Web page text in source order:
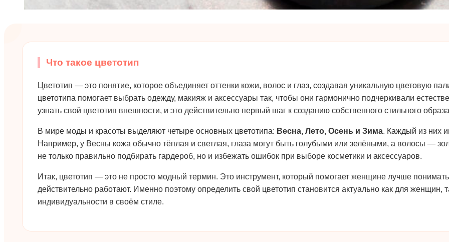
Что такое цветотип
Цветотип — это понятие, которое объединяет оттенки кожи, волос и глаз, создавая уникальную цветовую
цветотипа помогает выбрать одежду, макияж и аксессуары так, чтобы они гармонично подчеркивали
узнать свой цветотип внешности, и это действительно первый шаг к созданию собственного стильного
В мире моды и красоты выделяют четыре основных цветотипа: Весна, Лето, Осень и Зима. Каждый из них
Например, у Весны кожа обычно тёплая и светлая, глаза могут быть голубыми или зелёными, а волосы —
не только правильно подбирать гардероб, но и избежать ошибок при выборе косметики и аксессуаров.
Итак, цветотип — это не просто модный термин. Это инструмент, который помогает женщине лучше
действительно работают. Именно поэтому определить свой цветотип становится актуально как для женщин,
индивидуальности в своём стиле.